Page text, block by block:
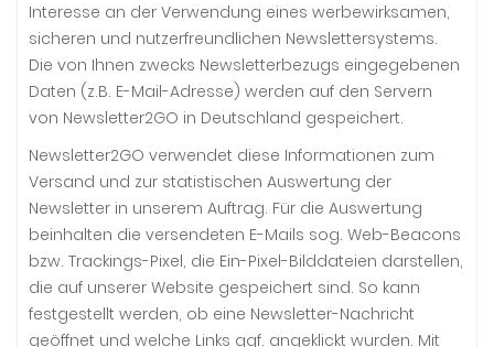
Interesse an der Verwendung eines werbewirksamen,
sicheren und nutzerfreundlichen Newslettersystems.
Die von Ihnen zwecks Newsletterbezugs eingegebenen
Daten (z.B. E-Mail-Adresse) werden auf den Servern
von Newsletter2GO in Deutschland gespeichert.
Newsletter2GO verwendet diese Informationen zum
Versand und zur statistischen Auswertung der
Newsletter in unserem Auftrag. Für die Auswertung
beinhalten die versendeten E-Mails sog. Web-Beacons
bzw. Trackings-Pixel, die Ein-Pixel-Bilddateien darstellen,
die auf unserer Website gespeichert sind. So kann
festgestellt werden, ob eine Newsletter-Nachricht
geöffnet und welche Links ggf. angeklickt wurden. Mit